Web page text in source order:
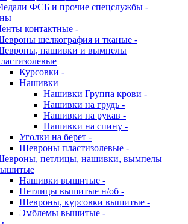
ФСБ и прочие спецслужбы -
контактные -
шелкография и тканые -
нашивки и вымпелы
Курсовки -
Нашивки
Нашивки Группа крови -
Нашивки на грудь -
Нашивки на рукав -
Нашивки на спину -
Уголки на берет -
Шевроны пластизолевые -
петлицы, нашивки, вымпелы
Нашивки вышитые -
Петлицы вышитые н/об -
Шевроны, курсовки вышитые -
Эмблемы вышитые -